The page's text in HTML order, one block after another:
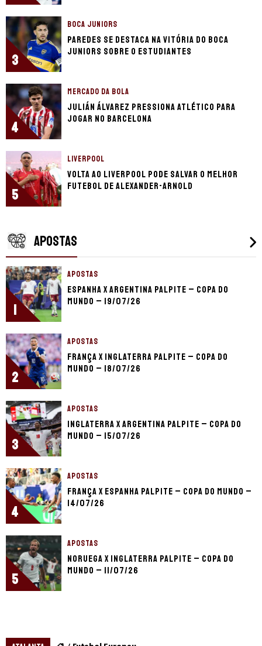
3
BOCA JUNIORS
Paredes se destaca na vitória do Boca
Juniors sobre o Estudiantes
4
MERCADO DA BOLA
Julián Álvarez pressiona Atlético para
jogar no Barcelona
5
LIVERPOOL
Volta ao Liverpool pode salvar o melhor
futebol de Alexander-Arnold
APOSTAS
1
APOSTAS
Espanha x Argentina palpite – Copa do
Mundo – 19/07/26
2
APOSTAS
França x Inglaterra palpite – Copa do
Mundo – 18/07/26
3
APOSTAS
Inglaterra x Argentina palpite – Copa do
Mundo – 15/07/26
4
APOSTAS
França x Espanha palpite – Copa do Mundo –
14/07/26
5
APOSTAS
Noruega x Inglaterra palpite – Copa do
Mundo – 11/07/26